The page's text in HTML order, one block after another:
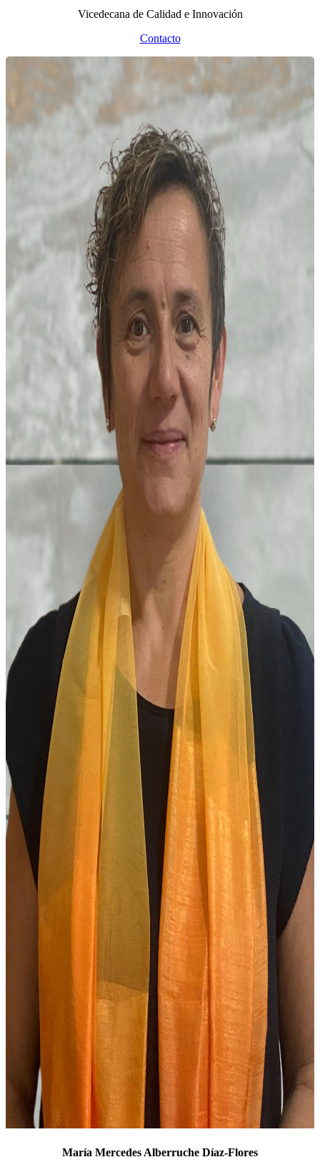
Vicedecana de Calidad e Innovación
Contacto
María Mercedes Alberruche Díaz-Flores